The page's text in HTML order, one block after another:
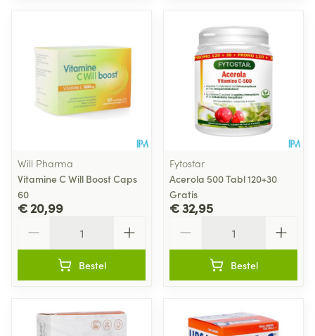
Will Pharma
Vitamine C Will Boost Caps
60
€ 20,99
Bestel
Fytostar
Acerola 500 Tabl 120+30
Gratis
€ 32,95
Bestel